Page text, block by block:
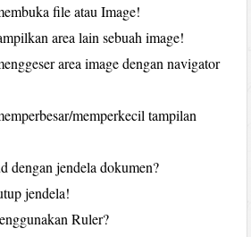
file atau Image!
area lain sebuah image!
area image dengan navigator
memperkecil tampilan
dengan jendela dokumen?
jendela!
Ruler?